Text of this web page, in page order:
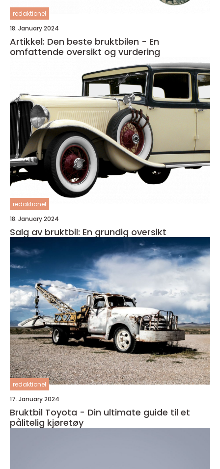
redaktionel
18. January 2024
Artikkel: Den beste bruktbilen - En
omfattende oversikt og vurdering
redaktionel
18. January 2024
Salg av bruktbil: En grundig oversikt
redaktionel
17. January 2024
Bruktbil Toyota - Din ultimate guide til et
pålitelig kjøretøy